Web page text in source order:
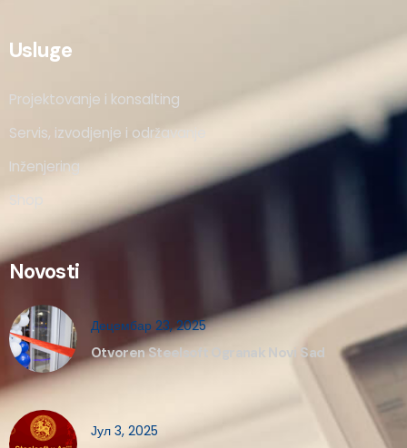
Usluge
Projektovanje i konsalting
Servis, izvodjenje i održavanje
Inženjering
Shop
Novosti
Децембар 23, 2025
Otvoren Steelsoft Ogranak Novi Sad
Јул 3, 2025